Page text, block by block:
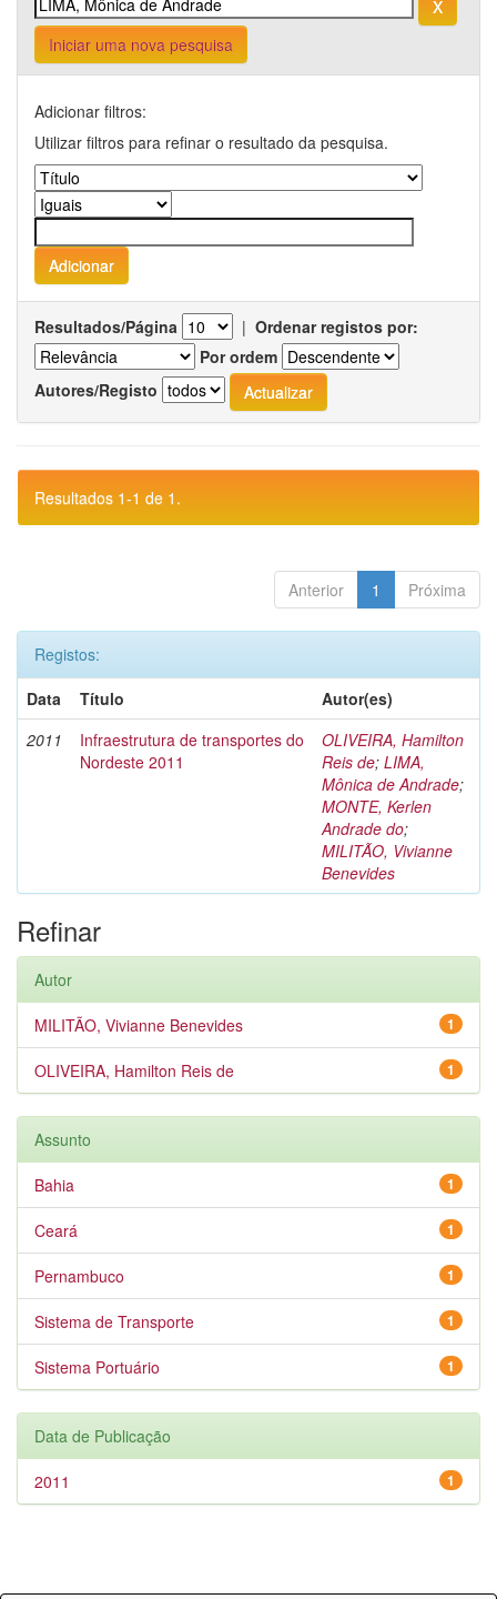
Iniciar uma nova pesquisa
Adicionar filtros:
Utilizar filtros para refinar o resultado da pesquisa.
Resultados/Página | Ordenar registos por:
Por ordem
Autores/Registo
Resultados 1-1 de 1.
Anterior 1 Próxima
Registos:
Data
Título
Autor(es)
2011
Infraestrutura de transportes do
Nordeste 2011
OLIVEIRA, Hamilton
Reis de; LIMA,
Mônica de Andrade;
MONTE, Kerlen
Andrade do;
MILITÃO, Vivianne
Benevides
Refinar
Autor
1
MILITÃO, Vivianne Benevides
1
OLIVEIRA, Hamilton Reis de
Assunto
1
Bahia
1
Ceará
1
Pernambuco
1
Sistema de Transporte
1
Sistema Portuário
Data de Publicação
1
2011